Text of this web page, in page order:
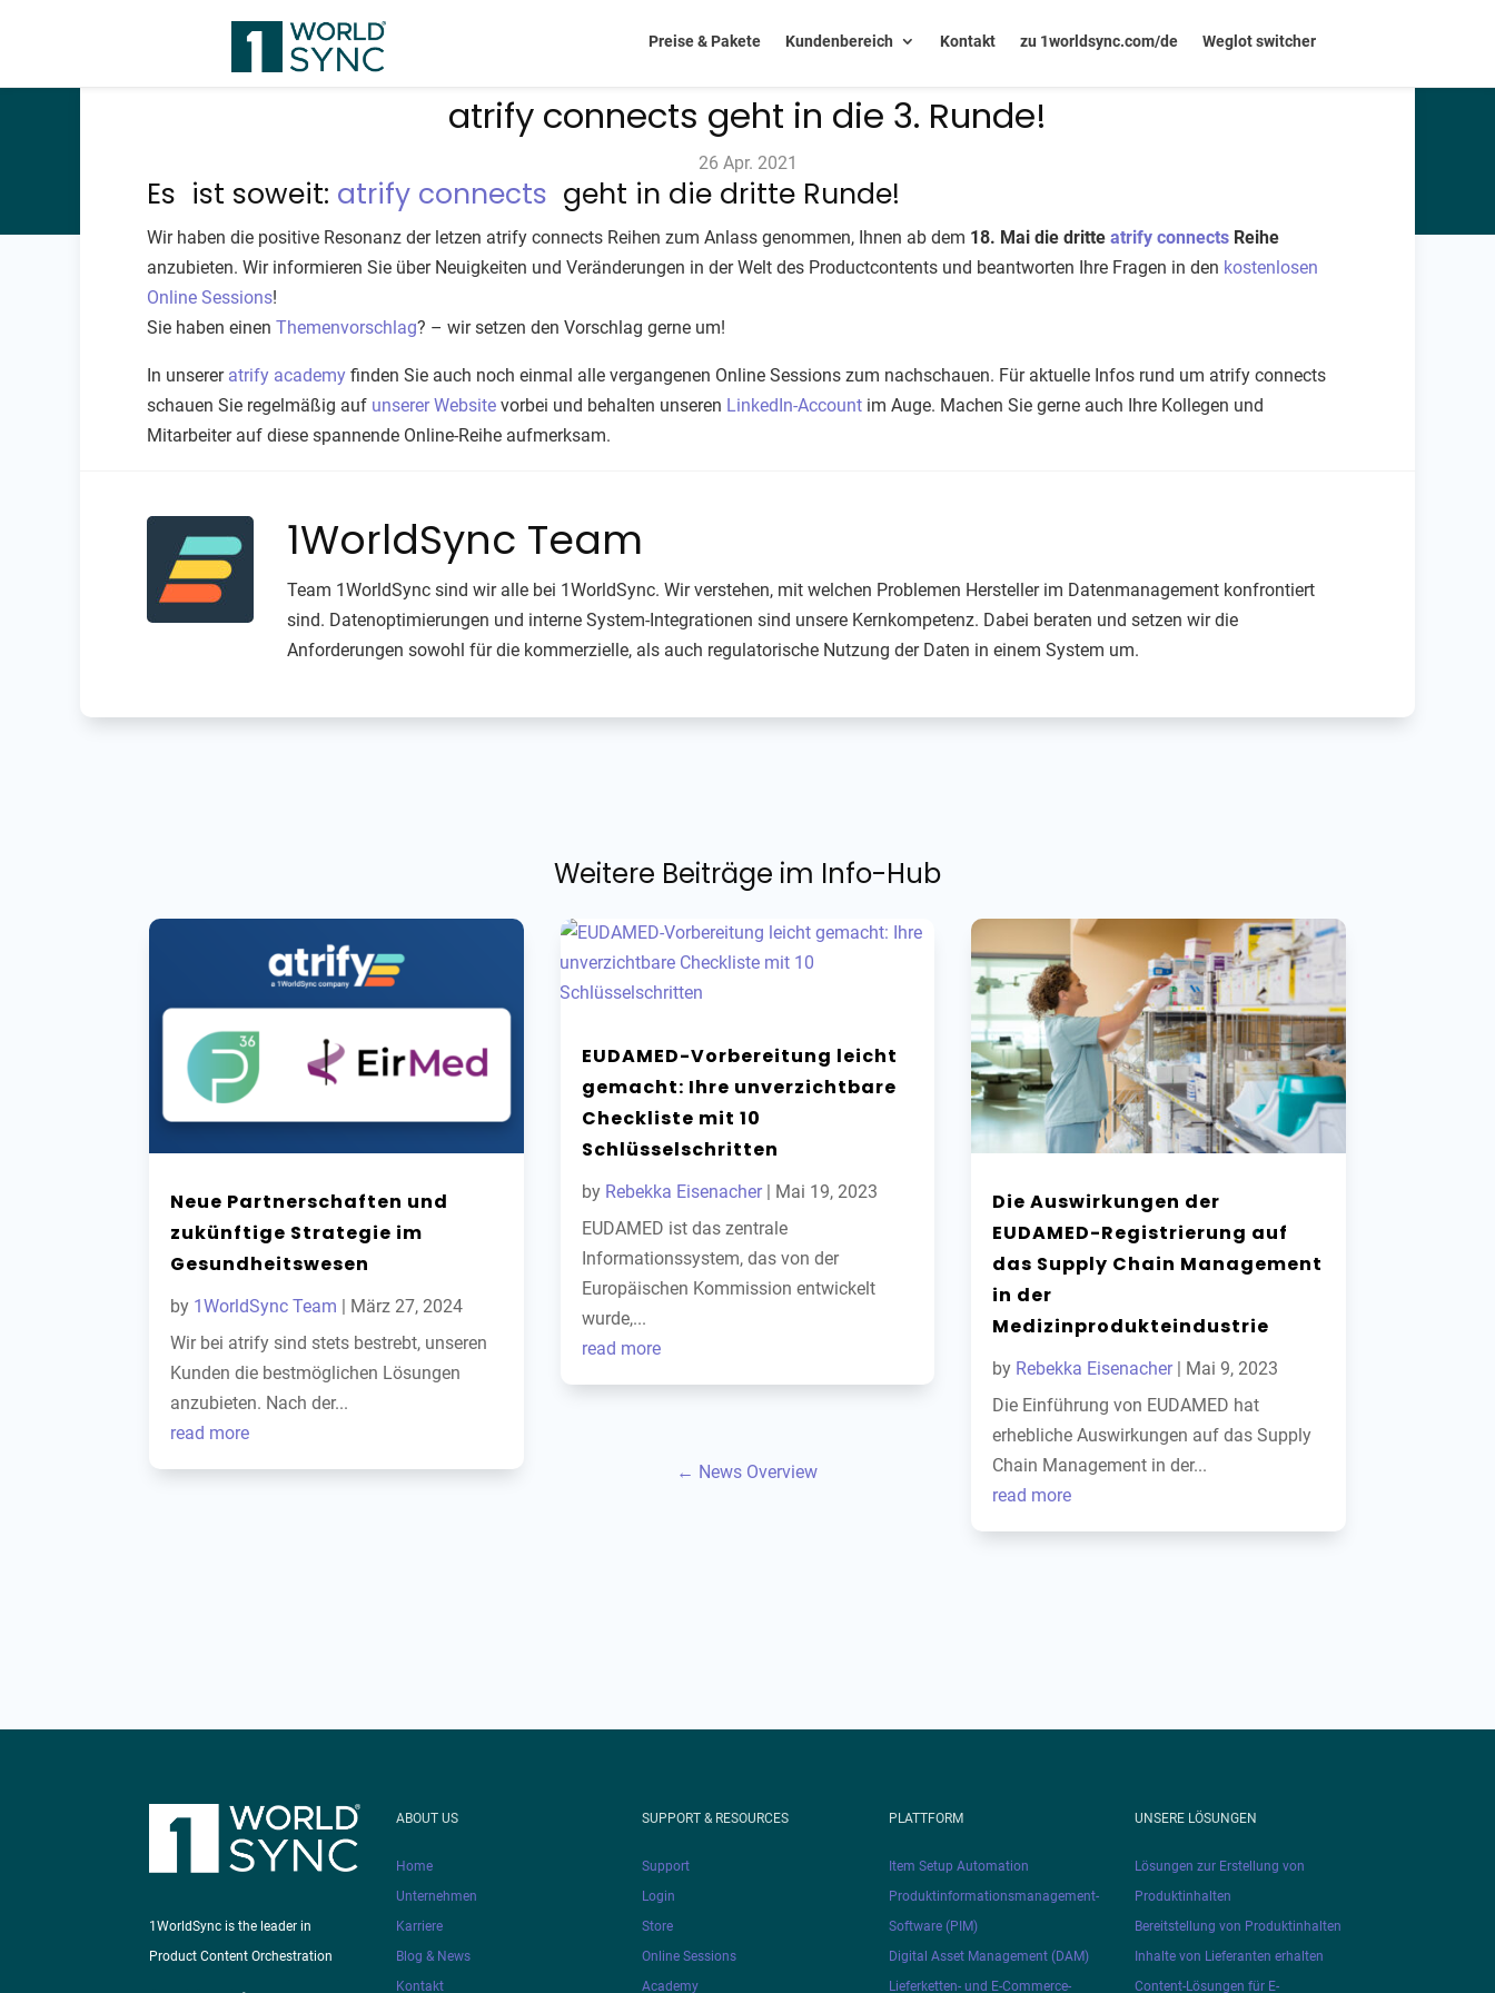
Preise & Pakete Kundenbereich Kontakt zu 1worldsync.com/de Weglot switcher
atrify connects geht in die 3. Runde!
26 Apr. 2021
​​​​​Es ist soweit: atrify connects geht in die dritte Runde!
Wir haben die positive Resonanz der letzen atrify connects Reihen zum Anlass genommen, Ihnen ab dem 18. Mai die dritte atrify connects Reihe
anzubieten. Wir informieren Sie über Neuigkeiten und Veränderungen in der Welt des Productcontents und beantworten Ihre Fragen in den kostenlosen
Online Sessions!
Sie haben einen Themenvorschlag? – wir setzen den Vorschlag gerne um!
In unserer atrify academy finden Sie auch noch einmal alle vergangenen Online Sessions zum nachschauen. Für aktuelle Infos rund um atrify connects
schauen Sie regelmäßig auf unserer Website vorbei und behalten unseren LinkedIn-Account im Auge. Machen Sie gerne auch Ihre Kollegen und
Mitarbeiter auf diese spannende Online-Reihe aufmerksam.
1WorldSync Team
Team 1WorldSync sind wir alle bei 1WorldSync. Wir verstehen, mit welchen Problemen Hersteller im Datenmanagement konfrontiert
sind. Datenoptimierungen und interne System-Integrationen sind unsere Kernkompetenz. Dabei beraten und setzen wir die
Anforderungen sowohl für die kommerzielle, als auch regulatorische Nutzung der Daten in einem System um.
Weitere Beiträge im Info-Hub
Neue Partnerschaften und
zukünftige Strategie im
Gesundheitswesen
by 1WorldSync Team | März 27, 2024
Wir bei atrify sind stets bestrebt, unseren
Kunden die bestmöglichen Lösungen
anzubieten. Nach der...
read more
EUDAMED-Vorbereitung leicht
gemacht: Ihre unverzichtbare
Checkliste mit 10
Schlüsselschritten
by Rebekka Eisenacher| Mai 19, 2023
EUDAMED ist das zentrale
Informationssystem, das von der
Europäischen Kommission entwickelt
wurde,...
read more
Die Auswirkungen der
EUDAMED-Registrierung auf
das Supply Chain Management
in der
Medizinprodukteindustrie
by Rebekka Eisenacher| Mai 9, 2023
Die Einführung von EUDAMED hat
erhebliche Auswirkungen auf das Supply
Chain Management in der...
read more
← News Overview
1WorldSync is the leader in
Product Content Orchestration
ABOUT US
Home
Unternehmen
Karriere
Blog & News
Kontakt
SUPPORT & RESOURCES
Support
Login
Store
Online Sessions
Academy
PLATTFORM
Item Setup Automation
Produktinformationsmanagement-
Software (PIM)
Digital Asset Management (DAM)
Lieferketten- und E-Commerce-
UNSERE LÖSUNGEN
Lösungen zur Erstellung von
Produktinhalten
Bereitstellung von Produktinhalten
Inhalte von Lieferanten erhalten
Content-Lösungen für E-